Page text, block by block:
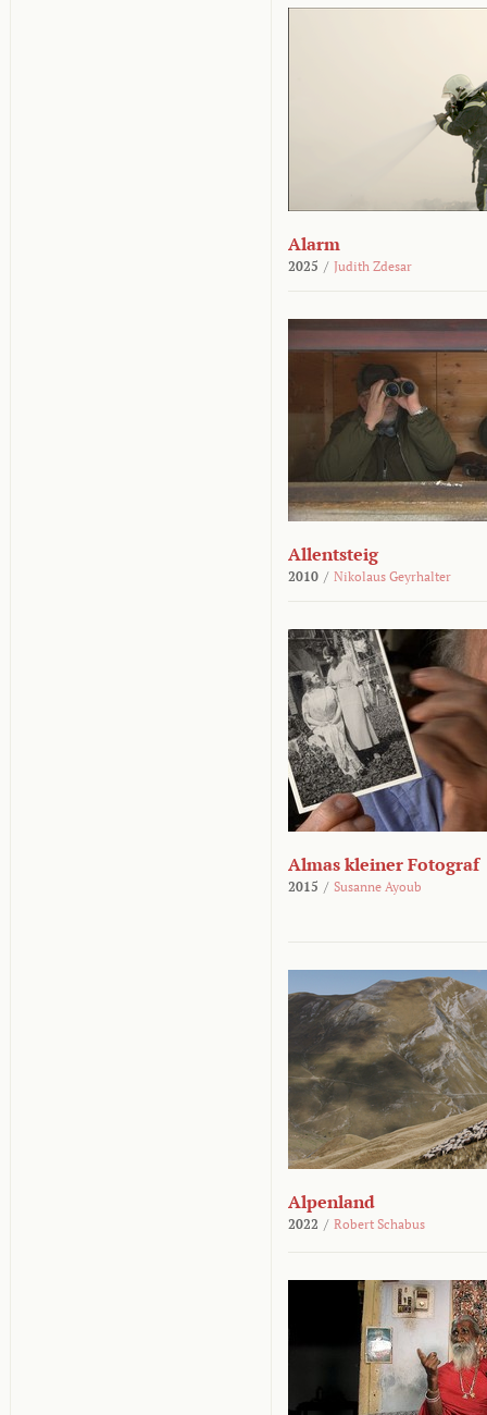
Alarm
2025 / Judith Zdesar
Allentsteig
2010 / Nikolaus Geyrhalter
Almas kleiner Fotograf
2015 / Susanne Ayoub
Alpenland
2022 / Robert Schabus